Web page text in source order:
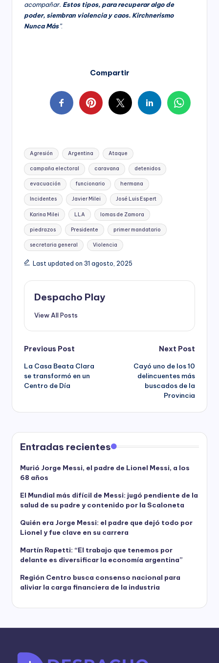
acompañar. Estos tipos, para recuperar algo de
poder, siembran violencia y caos. Kirchnerismo
Nunca Más”.
Compartir
Tags:
Agresión Argentina Ataque
campaña electoral caravana detenidos
evacuación funcionario hermana
Incidentes Javier Milei José Luis Espert
Karina Milei LLA lomas de Zamora
piedrazos Presidente primer mandatario
secretaria general Violencia
Last updated on 31 agosto, 2025
Despacho Play
View All Posts
Post
navigation
Previous Post
La Casa Beata Clara
se transformó en un
Centro de Día
Next Post
Cayó uno de los 10
delincuentes más
buscados de la
Provincia
Entradas recientes
Murió Jorge Messi, el padre de Lionel Messi, a los
68 años
El Mundial más difícil de Messi: jugó pendiente de la
salud de su padre y contenido por la Scaloneta
Quién era Jorge Messi: el padre que dejó todo por
Lionel y fue clave en su carrera
Martín Rapetti: “El trabajo que tenemos por
delante es diversificar la economía argentina”
Región Centro busca consenso nacional para
aliviar la carga financiera de la industria